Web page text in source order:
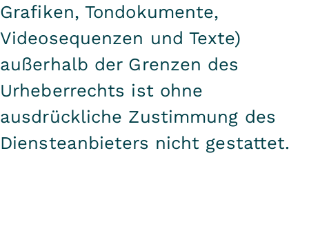
Grafiken, Tondokumente,
Videosequenzen und Texte)
außerhalb der Grenzen des
Urheberrechts ist ohne
ausdrückliche Zustimmung des
Diensteanbieters nicht gestattet.